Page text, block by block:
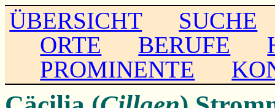
ÜBERSICHT
SUCHE
ORTE
BERUFE
PROMINENTE